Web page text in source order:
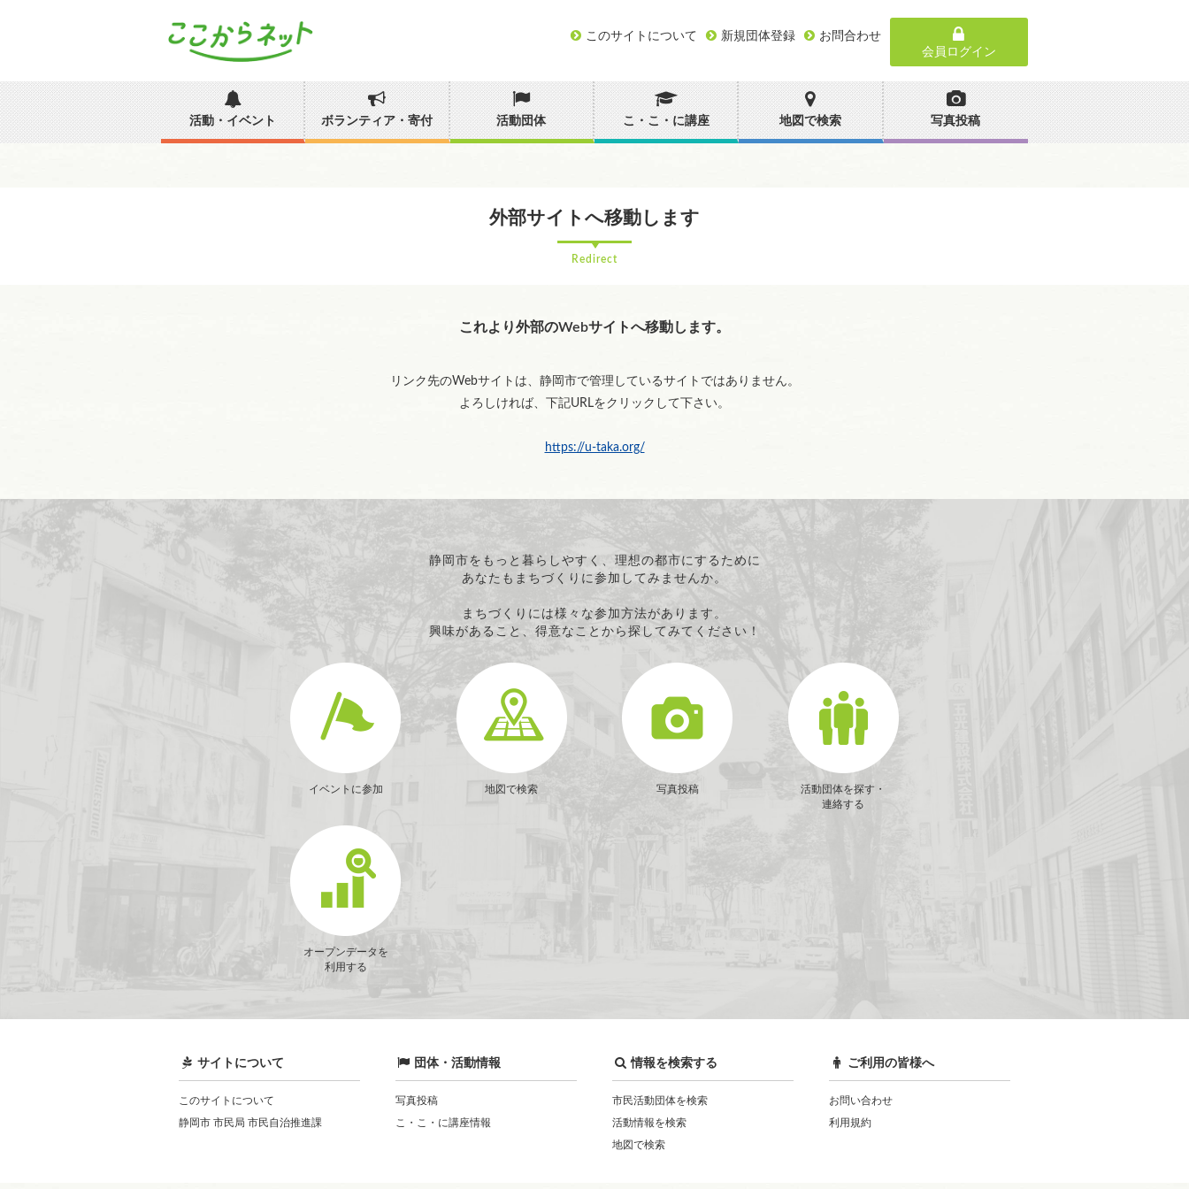
このサイトについて 新規団体登録
お問合わせ
会員ログイン
活動・イベント ボランティア・寄付 活動団体 こ・こ・に講座 地図で検索 写真投稿
外部サイトへ移動します
Redirect
これより外部のWebサイトへ移動します。
リンク先のWebサイトは、静岡市で管理しているサイトではありません。
よろしければ、下記URLをクリックして下さい。
https://u-taka.org/
静岡市をもっと暮らしやすく、理想の都市にするために
あなたもまちづくりに参加してみませんか。
まちづくりには様々な参加方法があります。
興味があること、得意なことから探してみてください！
イベントに参加 地図で検索 写真投稿
活動団体を探す・
連絡する
オープンデータを
利用する
サイトについて
このサイトについて
静岡市 市民局 市民自治推進課
団体・活動情報
写真投稿
こ・こ・に講座情報
情報を検索する
市民活動団体を検索
活動情報を検索
地図で検索
ご利用の皆様へ
お問い合わせ
利用規約